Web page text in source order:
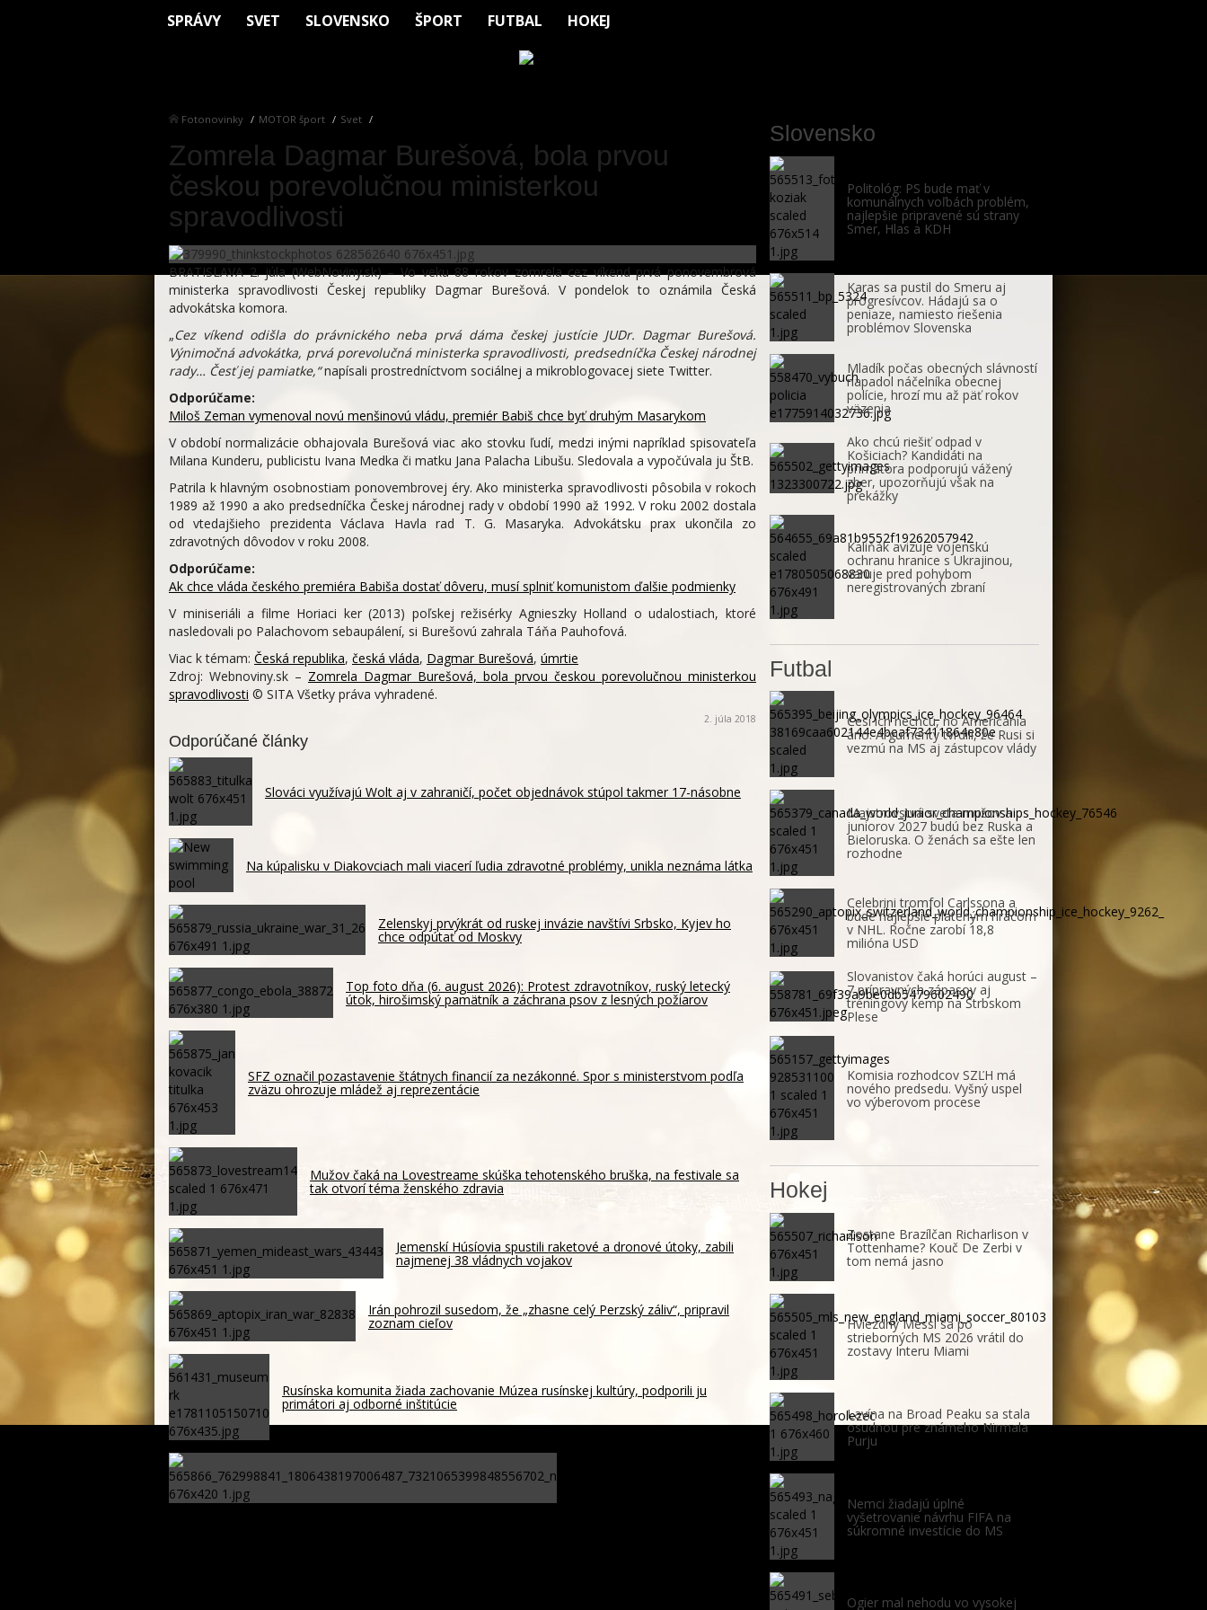
SPRÁVY SVET SLOVENSKO ŠPORT FUTBAL HOKEJ
Fotonovinky MOTOR šport Svet
Zomrela Dagmar Burešová, bola prvou
českou porevolučnou ministerkou
spravodlivosti
BRATISLAVA 2. júla (WebNoviny.sk) – Vo veku 88 rokov zomrela cez víkend prvá ponovembrová
ministerka spravodlivosti Českej republiky Dagmar Burešová. V pondelok to oznámila Česká
advokátska komora.
„Cez víkend odišla do právnického neba prvá dáma českej justície JUDr. Dagmar Burešová.
Výnimočná advokátka, prvá porevolučná ministerka spravodlivosti, predsedníčka Českej národnej
rady… Česť jej pamiatke,“napísali prostredníctvom sociálnej a mikroblogovacej siete Twitter.
Odporúčame:
Miloš Zeman vymenoval novú menšinovú vládu, premiér Babiš chce byť druhým Masarykom
V období normalizácie obhajovala Burešová viac ako stovku ľudí, medzi inými napríklad spisovateľa
Milana Kunderu, publicistu Ivana Medka či matku Jana Palacha Libušu. Sledovala a vypočúvala ju ŠtB.
Patrila k hlavným osobnostiam ponovembrovej éry. Ako ministerka spravodlivosti pôsobila v rokoch
1989 až 1990 a ako predsedníčka Českej národnej rady v období 1990 až 1992. V roku 2002 dostala
od vtedajšieho prezidenta Václava Havla rad T. G. Masaryka. Advokátsku prax ukončila zo
zdravotných dôvodov v roku 2008.
Odporúčame:
Ak chce vláda českého premiéra Babiša dostať dôveru, musí splniť komunistom ďalšie podmienky
V miniseriáli a filme Horiaci ker (2013) poľskej režisérky Agnieszky Holland o udalostiach, ktoré
nasledovali po Palachovom sebaupálení, si Burešovú zahrala Táňa Pauhofová.
Viac k témam: Česká republika, česká vláda, Dagmar Burešová, úmrtie
Zdroj: Webnoviny.sk – Zomrela Dagmar Burešová, bola prvou českou porevolučnou ministerkou
spravodlivosti © SITA Všetky práva vyhradené.
2. júla 2018
Odporúčané články
Slováci využívajú Wolt aj v zahraničí, počet objednávok stúpol takmer 17-násobne
Na kúpalisku v Diakovciach mali viacerí ľudia zdravotné problémy, unikla neznáma látka
Zelenskyj prvýkrát od ruskej invázie navštívi Srbsko, Kyjev ho
chce odpútať od Moskvy
Top foto dňa (6. august 2026): Protest zdravotníkov, ruský letecký
útok, hirošimský pamätník a záchrana psov z lesných požiarov
SFZ označil pozastavenie štátnych financií za nezákonné. Spor s ministerstvom podľa
zväzu ohrozuje mládež aj reprezentácie
Mužov čaká na Lovestreame skúška tehotenského bruška, na festivale sa
tak otvorí téma ženského zdravia
Jemenskí Húsíovia spustili raketové a dronové útoky, zabili
najmenej 38 vládnych vojakov
Irán pohrozil susedom, že „zhasne celý Perzský záliv“, pripravil
zoznam cieľov
Rusínska komunita žiada zachovanie Múzea rusínskej kultúry, podporili ju
primátori aj odborné inštitúcie
Slovensko
Politológ: PS bude mať v
komunálnych voľbách problém,
najlepšie pripravené sú strany
Smer, Hlas a KDH
Karas sa pustil do Smeru aj
progresívcov. Hádajú sa o
peniaze, namiesto riešenia
problémov Slovenska
Mladík počas obecných slávností
napadol náčelníka obecnej
polície, hrozí mu až päť rokov
väzenia
Ako chcú riešiť odpad v
Košiciach? Kandidáti na
primátora podporujú vážený
zber, upozorňujú však na
prekážky
Kaliňák avizuje vojenskú
ochranu hranice s Ukrajinou,
varuje pred pohybom
neregistrovaných zbraní
Futbal
Česi ich nechcú, no Američania
áno. Argumenty tvrdili, že Rusi si
vezmú na MS aj zástupcov vlády
Majstrovstvá sveta mužov a
juniorov 2027 budú bez Ruska a
Bieloruska. O ženách sa ešte len
rozhodne
Celebrini tromfol Carlssona a
bude najlepšie plateným hráčom
v NHL. Ročne zarobí 18,8
milióna USD
Slovanistov čaká horúci august –
7 prípravných zápasov aj
tréningový kemp na Štrbskom
Plese
Komisia rozhodcov SZĽH má
nového predsedu. Vyšný uspel
vo výberovom procese
Hokej
Zostane Brazílčan Richarlison v
Tottenhame? Kouč De Zerbi v
tom nemá jasno
Hviezdny Messi sa po
strieborných MS 2026 vrátil do
zostavy Interu Miami
Lavína na Broad Peaku sa stala
osudnou pre známeho Nirmala
Purju
Nemci žiadajú úplné
vyšetrovanie návrhu FIFA na
súkromné investície do MS
Ogier mal nehodu vo vysokej